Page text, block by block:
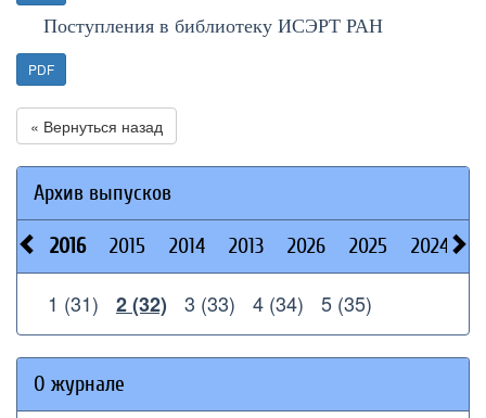
Поступления в библиотеку ИСЭРТ РАН
PDF
« Вернуться назад
Архив выпусков
2016 2015 2014 2013 2026 2025 2024
1 (31) 2 (32) 3 (33) 4 (34) 5 (35)
О журнале